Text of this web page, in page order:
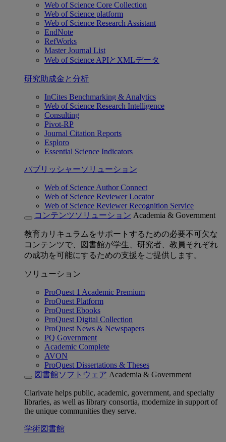
Web of Science Core Collection
Web of Science platform
Web of Science Research Assistant
EndNote
RefWorks
Master Journal List
Web of Science APIとXMLデータ
研究助成金と分析
InCites Benchmarking & Analytics
Web of Science Research Intelligence
Consulting
Pivot-RP
Journal Citation Reports
Esploro
Essential Science Indicators
パブリッシャーソリューション
Web of Science Author Connect
Web of Science Reviewer Locator
Web of Science Reviewer Recognition Service
コンテンツソリューション Academia & Government
教育カリキュラムをサポートするための必要不可欠な
コンテンツで、図書館が学生、研究者、教員それぞれ
の成功を可能にするための支援をご提供します。
ソリューション
ProQuest 1 Academic Premium
ProQuest Platform
ProQuest Ebooks
ProQuest Digital Collection
ProQuest News & Newspapers
PQ Government
Academic Complete
AVON
ProQuest Dissertations & Theses
図書館ソフトウェア Academia & Government
Clarivate helps public, academic, government, and specialty
libraries, as well as library consortia, modernize in support of
the unique communities they serve.
学術図書館